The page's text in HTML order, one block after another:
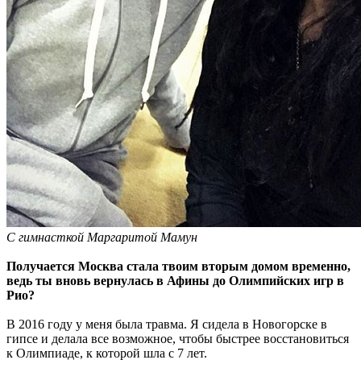
С гимнасткой Маргаритой Мамун
Получается Москва стала твоим вторым домом временно,
ведь ты вновь вернулась в Афины до Олимпийских игр в
Рио?
В 2016 году у меня была травма. Я сидела в Новогорске в
гипсе и делала все возможное, чтобы быстрее восстановиться
к Олимпиаде, к которой шла с 7 лет.